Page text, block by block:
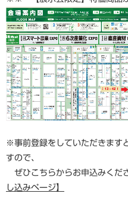
※事前登録をしていただきま
すので、
ぜひこちらからお申込みくだ
し込みページ】